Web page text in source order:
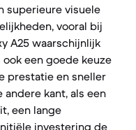
superieure visuele
vooral bij
A25 waarschijnlijk
een goede keuze
prestatie en sneller
kant, als een
een lange
investering de